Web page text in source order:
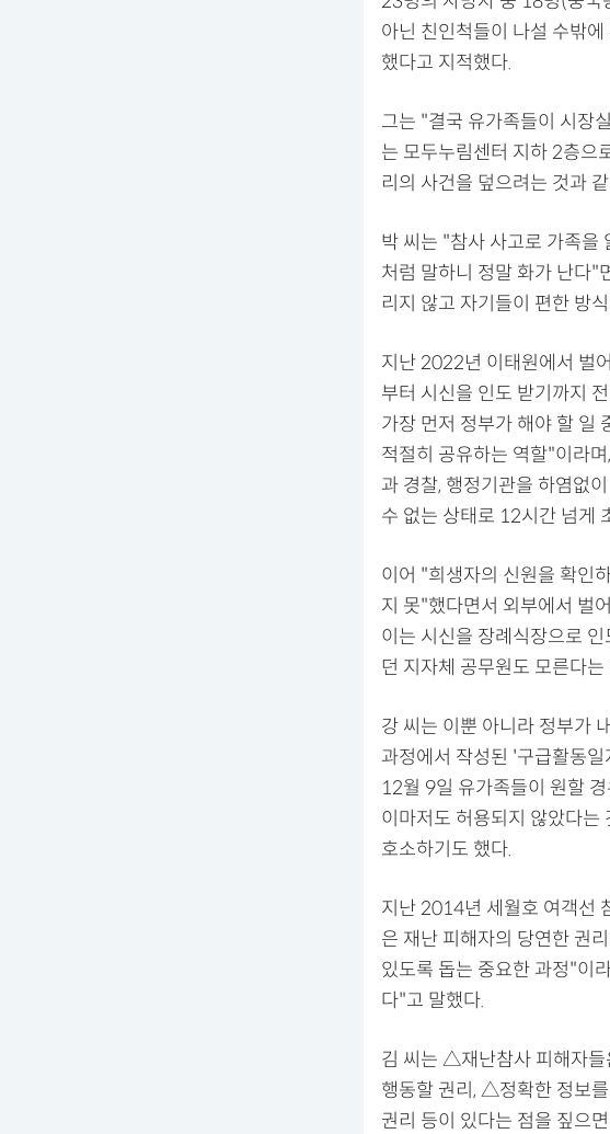
아닌 친인척들이 나설 수밖
했다고 지적했다.
그는 "결국 유가족들이 시장
는 모두누림센터 지하 2층으
리의 사건을 덮으려는 것과
박 씨는 "참사 사고로 가족을
처럼 말하니 정말 화가 난다"
리지 않고 자기들이 편한 방
지난 2022년 이태원에서 벌
부터 시신을 인도 받기까지
가장 먼저 정부가 해야 할 일
적절히 공유하는 역할"이라
과 경찰, 행정기관을 하염없
수 없는 상태로 12시간 넘게
이어 "희생자의 신원을 확인
지 못"했다면서 외부에서 벌
이는 시신을 장례식장으로
던 지자체 공무원도 모른다
강 씨는 이뿐 아니라 정부가
과정에서 작성된 '구급활동
12월 9일 유가족들이 원할
이마저도 허용되지 않았다는
호소하기도 했다.
지난 2014년 세월호 여객선
은 재난 피해자의 당연한 권
있도록 돕는 중요한 과정"이
다"고 말했다.
김 씨는 △재난참사 피해자
행동할 권리, △정확한 정보
권리 등이 있다는 점을 짚으